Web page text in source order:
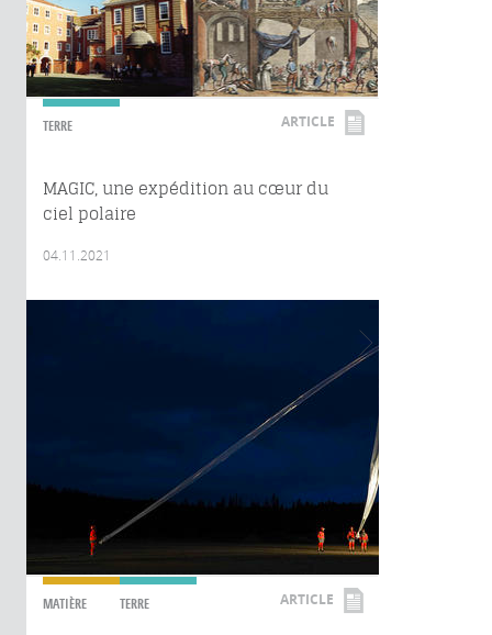
TERRE ARTICLE
MAGIC, une expédition au cœur du
ciel polaire
04.11.2021
MATIÈRE TERRE ARTICLE